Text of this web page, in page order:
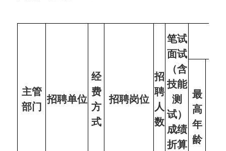
主管
部门
招聘单位
经
费
方
式
招聘岗位
招
聘
人
数
笔试
面试
（含
技能
测
试）
成绩
折算
最
高
年
龄